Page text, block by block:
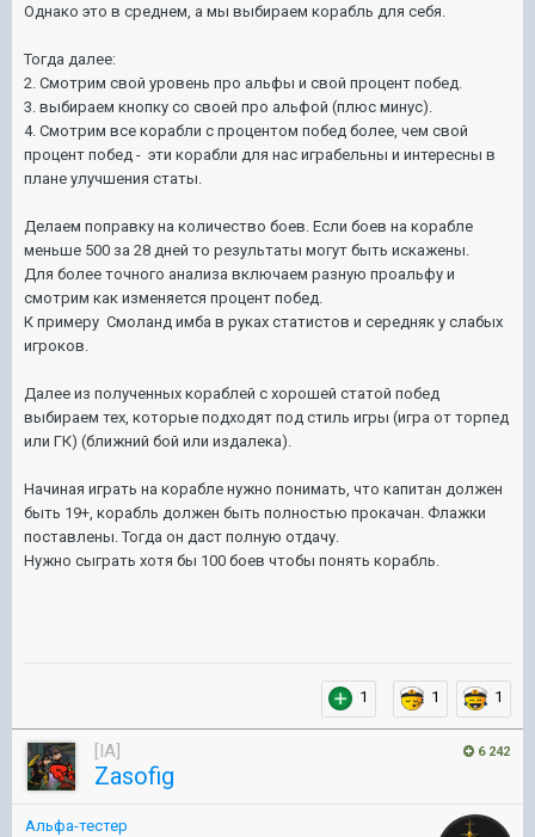
Однако это в среднем, а мы выбираем корабль для себя.
Тогда далее:
2. Смотрим свой уровень про альфы и свой процент побед.
3. выбираем кнопку со своей про альфой (плюс минус).
4. Смотрим все корабли с процентом побед более, чем свой
процент побед - эти корабли для нас играбельны и интересны в
плане улучшения статы.
Делаем поправку на количество боев. Если боев на корабле
меньше 500 за 28 дней то результаты могут быть искажены.
Для более точного анализа включаем разную проальфу и
смотрим как изменяется процент побед.
К примеру Смоланд имба в руках статистов и середняк у слабых
игроков.
Далее из полученных кораблей с хорошей статой побед
выбираем тех, которые подходят под стиль игры (игра от торпед
или ГК) (ближний бой или издалека).
Начиная играть на корабле нужно понимать, что капитан должен
быть 19+, корабль должен быть полностью прокачан. Флажки
поставлены. Тогда он даст полную отдачу.
Нужно сыграть хотя бы 100 боев чтобы понять корабль.
1 1 1
6 242
[IA]
Zasofig
Альфа-тестер